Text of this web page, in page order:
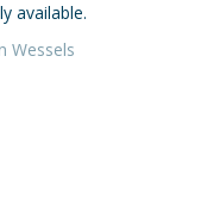
available.
Wessels